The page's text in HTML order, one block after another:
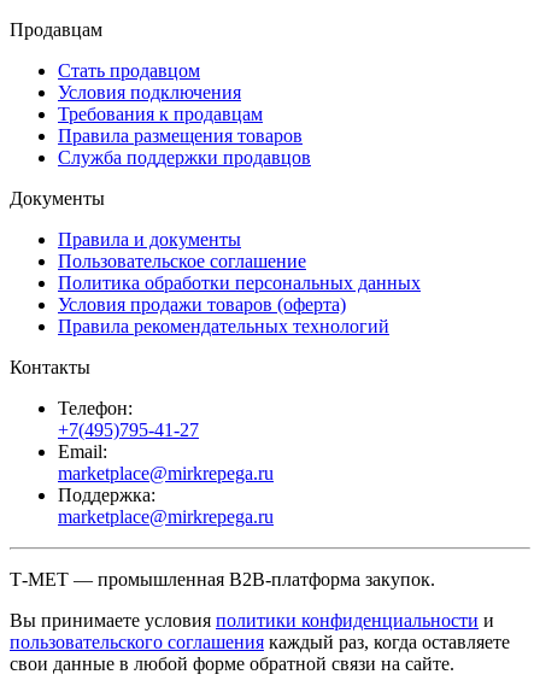
Продавцам
Стать продавцом
Условия подключения
Требования к продавцам
Правила размещения товаров
Служба поддержки продавцов
Документы
Правила и документы
Пользовательское соглашение
Политика обработки персональных данных
Условия продажи товаров (оферта)
Правила рекомендательных технологий
Контакты
Телефон:
+7(495)795-41-27
Email:
marketplace@mirkrepega.ru
Поддержка:
marketplace@mirkrepega.ru
Т-МЕТ — промышленная B2B-платформа закупок.
Вы принимаете условия политики конфиденциальности и
пользовательского соглашения каждый раз, когда оставляете
свои данные в любой форме обратной связи на сайте.